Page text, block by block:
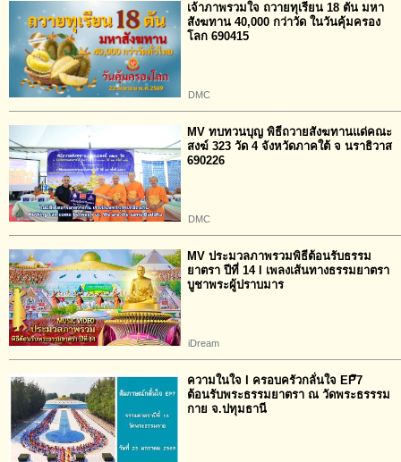
เจ้าภาพรวมใจ ถวายทุเรียน 18 ตัน มหา
สังฆทาน 40,000 กว่าวัด ในวันคุ้มครอง
โลก 690415
DMC
MV ทบทวนบุญ พิธีถวายสังฆทานแด่คณะ
สงฆ์ 323 วัด 4 จังหวัดภาคใต้ จ นราธิวาส
690226
DMC
MV ประมวลภาพรวมพิธีต้อนรับธรรม
ยาตรา ปีที่ 14 l เพลงเส้นทางธรรมยาตรา
บูชาพระผู้ปราบมาร
iDream
ความในใจ I ครอบครัวกลั่นใจ EPึ7
ต้อนรับพระธรรมยาตรา ณ วัดพระธรรรม
กาย จ.ปทุมธานี